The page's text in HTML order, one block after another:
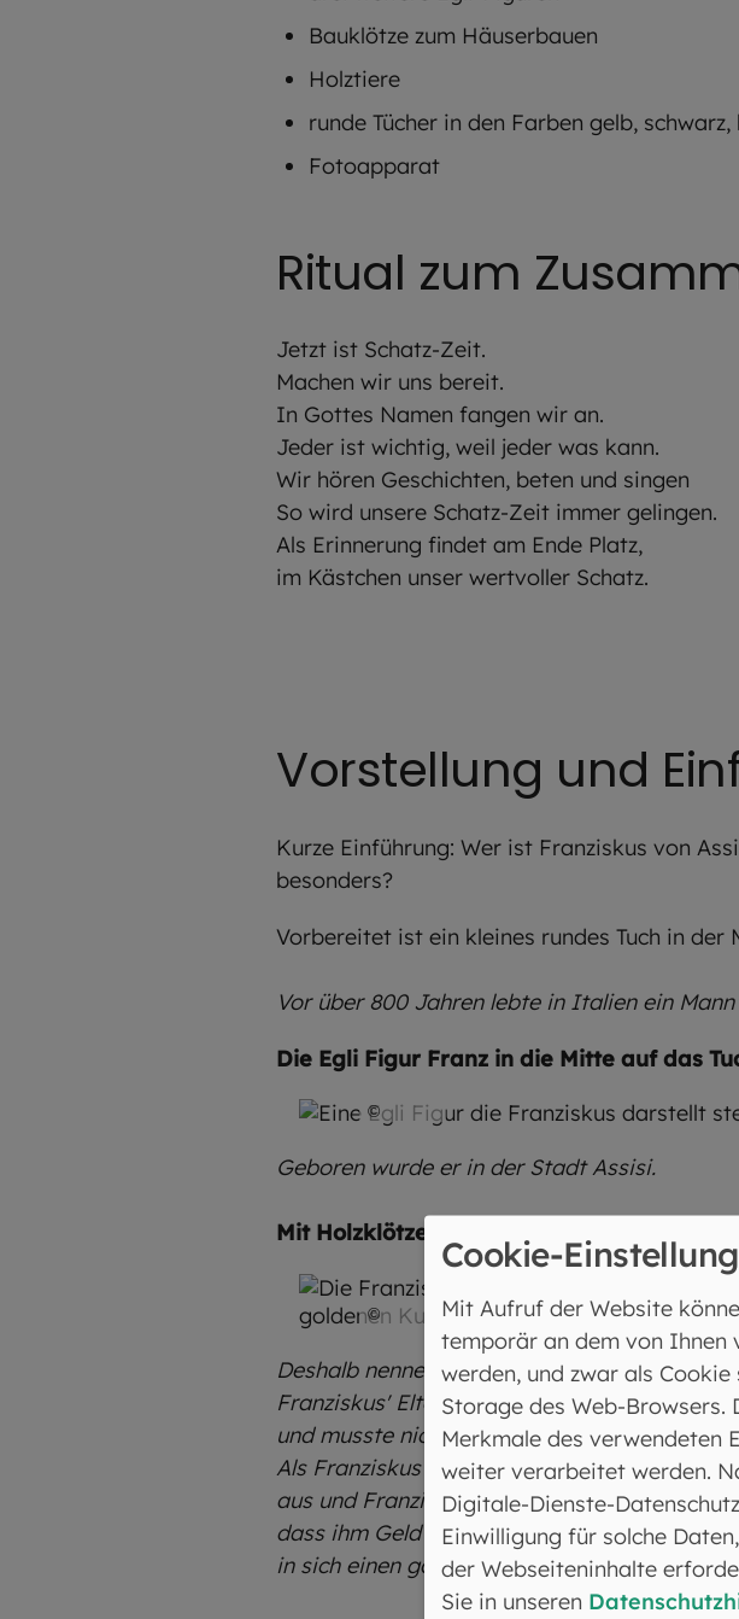
Bauklötze zum Häuserbauen
Holztiere
runde Tücher in den Farben gelb,
Fotoapparat
Ritual zum
Jetzt ist Schatz-Zeit.
Machen wir uns bereit.
In Gottes Namen fangen wir an.
Jeder ist wichtig, weil jeder was kann.
Wir hören Geschichten, beten und singen
So wird unsere Schatz-Zeit immer gelingen.
Als Erinnerung findet am Ende Platz,
im Kästchen unser wertvoller Schatz.
Vorstellung und
Kurze Einführung: Wer ist Franziskus von
besonders?
Vorbereitet ist ein kleines rundes Tuch in der
Vor über 800 Jahren lebte in Italien ein
Die Egli Figur Franz in die Mitte auf das
© SMB
Geboren wurde er in der Stadt Assisi.
Mit Holzklötzen eine Stadt mit den
© SMB
Deshalb nennen wir ihn auch Franziskus von
Franziskus' Eltern waren reiche Kaufleute
und musste nicht arbeiten, wie viele andere
Als Franziskus älter wurde, sollte er das
aus und Franziskus wurde gefangen
dass ihm Geld und Reichtum nicht wichtig
in sich einen ganz tiefen Wunsch, so zu leben
Cookie-
Mit Aufruf der Website
temporär an dem von Ihnen
werden, und zwar als
Storage des Web-Browsers.
Merkmale des verwendeten
weiter verarbeitet werden.
Digitale-Dienste-
Einwilligung für solche
der Webseiteninhalte
Sie in unseren